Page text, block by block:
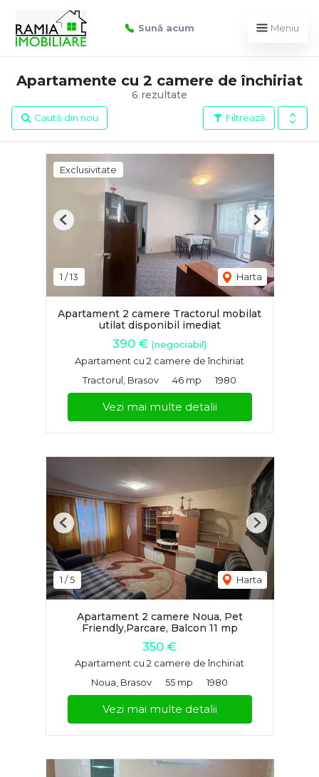
Sună acum Meniu
6 rezultate
Apartamente cu 2 camere de închiriat
Filtrează
Caută din nou
Exclusivitate
1 /13 Harta
Previous Next
Apartament 2 camere Tractorul mobilat
utilat disponibil imediat
390 € (negociabil)
Apartament cu 2 camere de închiriat
Tractorul, Brasov
46 mp 1980
Vezi mai multe detalii
1 /5 Harta
Previous Next
Apartament 2 camere Noua, Pet
Friendly,Parcare, Balcon 11 mp
350 €
Apartament cu 2 camere de închiriat
Noua, Brasov
55 mp 1980
Vezi mai multe detalii